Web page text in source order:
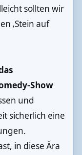
sollten wir
‚Stein auf
Show
und
sicherlich eine
in diese Ära